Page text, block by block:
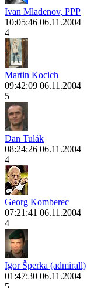
Ivan Mladenov, PPP
10:05:46 06.11.2004
4
Martin Kocich
09:42:09 06.11.2004
5
Dan Tulák
08:24:26 06.11.2004
4
Georg Komberec
07:21:41 06.11.2004
4
Igor Šperka (admirall)
01:47:30 06.11.2004